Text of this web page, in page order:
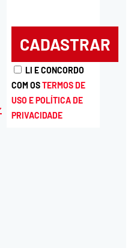
Download
LI E CONCORDO
COM OSTERMOS DE
USO E POLÍTICA DE
PRIVACIDADE